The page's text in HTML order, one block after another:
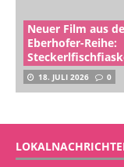
Neuer Film aus
Eberhofer-Reihe:
18. JULI 2026 0